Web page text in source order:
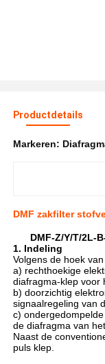
Productdetails
Markeren:
DMF zakfilter
DMF-Z/Y/T/2L-
1. Indeling
Volgens de hoek
a) rechthoekige
diafragma-klep voor
b) doorzichtig
signaalregeling van
c)
de diafragma van
Naast de
puls klep.